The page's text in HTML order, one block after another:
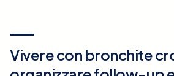
Vivere con bronchite